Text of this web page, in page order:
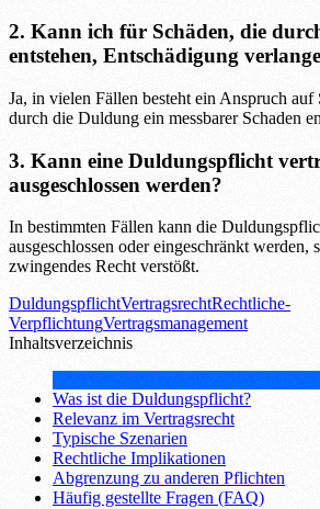
2. Kann ich für Schäden, die
entstehen, Entschädigung
Ja, in vielen Fällen besteht ein Anspruch auf
durch die Duldung ein messbarer Schaden
3. Kann eine Duldungspflicht
ausgeschlossen werden?
In bestimmten Fällen kann die
ausgeschlossen oder eingeschränkt werden,
zwingendes Recht verstößt.
DuldungspflichtVertragsrechtRechtliche-
VerpflichtungVertragsmanagement
Inhaltsverzeichnis
Was ist die Duldungspflicht?
Relevanz im Vertragsrecht
Typische Szenarien
Rechtliche Implikationen
Abgrenzung zu anderen Pflichten
Häufig gestellte Fragen (FAQ)